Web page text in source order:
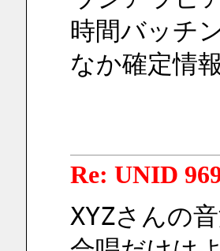
時間バッチ
なか確定情
Re: UNID
XYZさんの